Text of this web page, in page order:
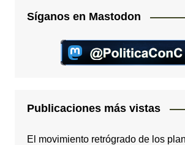
Síganos en Mastodon
Publicaciones más vistas
El movimiento retrógrado de los